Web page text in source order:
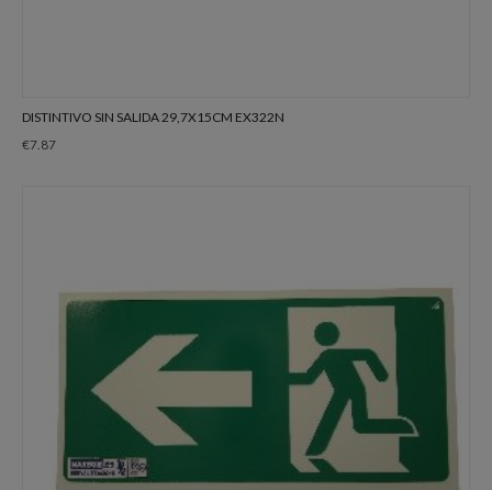
DISTINTIVO SIN SALIDA 29,7X15CM EX322N
€7.87